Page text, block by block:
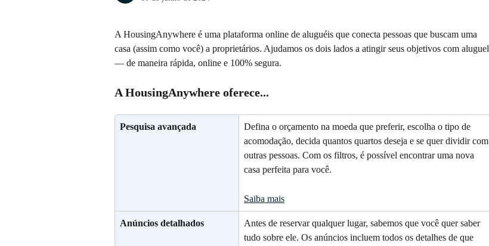
A HousingAnywhere é uma plataforma online de aluguéis que conecta pessoas que buscam uma
casa (assim como você) a proprietários. Ajudamos os dois lados a atingir seus objetivos com aluguel
— de maneira rápida, online e 100% segura.
A HousingAnywhere oferece...
Pesquisa avançada
Defina o orçamento na moeda que preferir, escolha o tipo de
acomodação, decida quantos quartos deseja e se quer dividir com
outras pessoas. Com os filtros, é possível encontrar uma nova
casa perfeita para você.
Saiba mais
Anúncios detalhados
Antes de reservar qualquer lugar, sabemos que você quer saber
tudo sobre ele. Os anúncios incluem todos os detalhes de que